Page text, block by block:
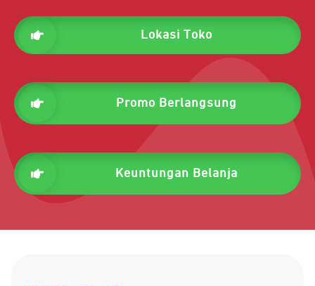
Lokasi Toko
Promo Berlangsung
Keuntungan Belanja